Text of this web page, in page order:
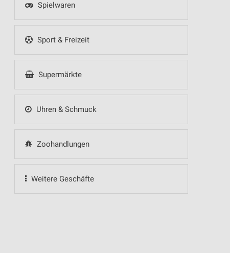
Spielwaren
Sport & Freizeit
Supermärkte
Uhren & Schmuck
Zoohandlungen
Weitere Geschäfte